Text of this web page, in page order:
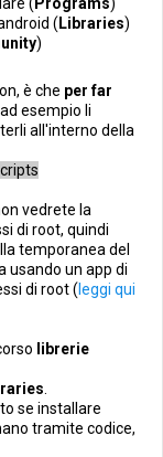
( Libraries)
)
è che per far
esempio li
all'interno della
vedrete la
di root, quindi
temporanea del
usando un app di
di root ( leggi qui
librerie
se installare
tramite codice,